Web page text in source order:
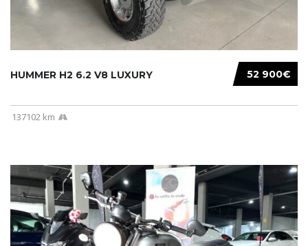
52 900€
HUMMER H2 6.2 V8 LUXURY
137102 km